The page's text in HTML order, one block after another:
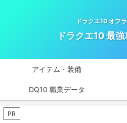
ドラクエ10 オフ
ドラクエ10 最
アイテム・装備
DQ10 職業データ
PR